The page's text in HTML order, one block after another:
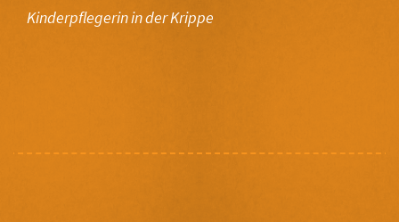
Kinderpflegerin in der Krippe